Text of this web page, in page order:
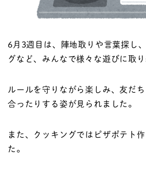
6月3週目は、陣地取りや言葉探し
グなど、みんなで様々な遊びに取り
ルールを守りながら楽しみ、友だ
合ったりする姿が見られました。
また、クッキングではピザポテト
た。